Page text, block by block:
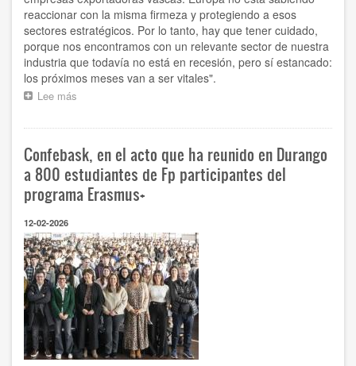
reaccionar con la misma firmeza y protegiendo a esos
sectores estratégicos. Por lo tanto, hay que tener cuidado,
porque nos encontramos con un relevante sector de nuestra
industria que todavía no está en recesión, pero sí estancado:
los próximos meses van a ser vitales".
Lee más
entre
China
y
Estados
ahogando
a
Europa,
y
sectores
relevantes
de
nuestra
industria
Confebask, en el acto que ha reunido en Durango
a 800 estudiantes de Fp participantes del
programa Erasmus+
12-02-2026